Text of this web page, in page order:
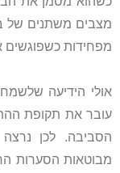
מצבים משתנים של
מפחידות כשפוגשים
אולי הידיעה
עובר את תקופת
הסביבה. לכן
מבוטאות הסערות